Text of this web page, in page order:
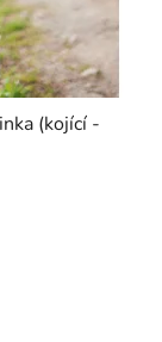
(kojící -